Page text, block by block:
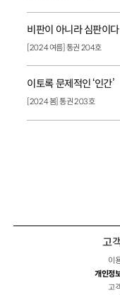
비판이 아니라 심판이다
[2024 여름] 통권 204호
이토록 문제적인 ‘인간’
[2024 봄] 통권 203호
고
이
개인정
고